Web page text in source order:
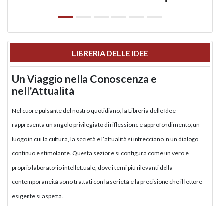
LIBRERIA DELLE IDEE
Un Viaggio nella Conoscenza e
nell’Attualità
Nel cuore pulsante del nostro quotidiano, la Libreria delle Idee
rappresenta un angolo privilegiato di riflessione e approfondimento, un
luogo in cui la cultura, la società e l’attualità si intrecciano in un dialogo
continuo e stimolante. Questa sezione si configura come un vero e
proprio laboratorio intellettuale, dove i temi più rilevanti della
contemporaneità sono trattati con la serietà e la precisione che il lettore
esigente si aspetta.